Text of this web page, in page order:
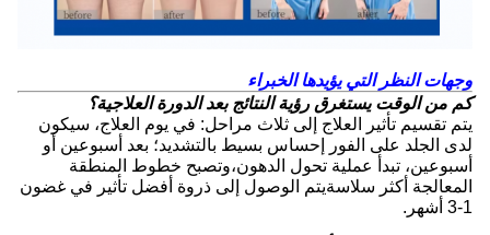
وجهات النظر التي يؤيدها الخبراء
كم من الوقت يستغرق رؤية النتائج بعد الدورة العلاجية؟
يتم تقسيم تأثير العلاج إلى ثلاث مراحل: في يوم العلاج، سيكون
لدى الجلد على الفور إحساس بسيط بالتشديد؛ بعد أسبوعين أو
أسبوعين، تبدأ عملية تحول الدهون،وتصبح خطوط المنطقة
المعالجة أكثر سلاسةيتم الوصول إلى ذروة أفضل تأثير في غضون
1-3 أشهر.